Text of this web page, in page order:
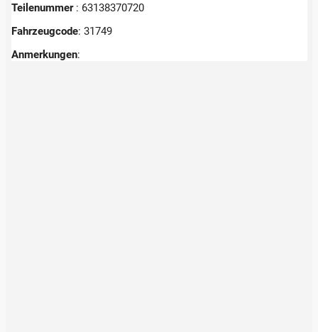
Teilenummer : 63138370720
Fahrzeugcode: 31749
Anmerkungen: